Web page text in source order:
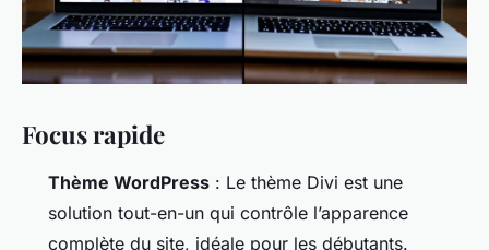
Focus rapide
Thème WordPress : Le thème Divi est une
solution tout-en-un qui contrôle l’apparence
complète du site, idéale pour les débutants.